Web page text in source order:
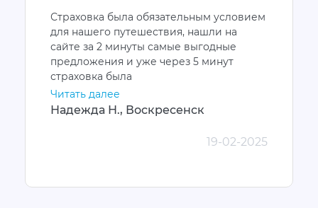
Страховка была обязательным условием
для нашего путешествия, нашли на
сайте за 2 минуты самые выгодные
предложения и уже через 5 минут
страховка была
Читать далее
Надежда Н., Воскресенск
19-02-2025